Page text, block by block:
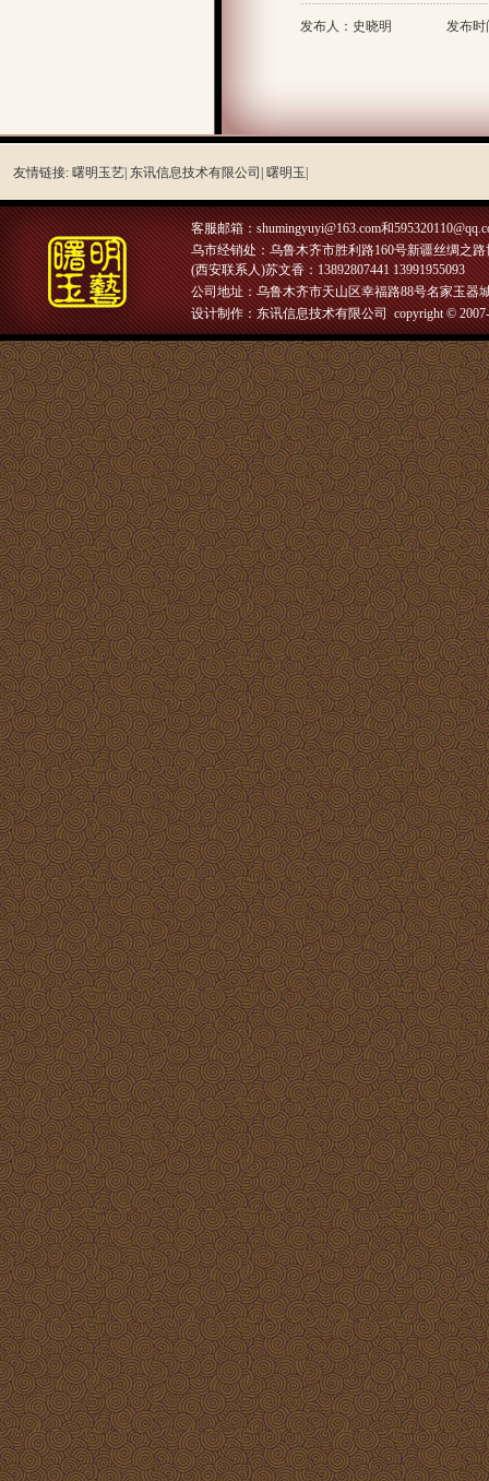
发布人：史晓明 发布时
友情链接: 曙明玉艺| 东讯信息技术有限公司| 曙明玉|
客服邮箱：shumingyuyi@163.com和
乌市经销处：乌鲁木齐市胜利路160号新疆丝绸之
(西安联系人)苏文香：13892807441 13991955093
公司地址：乌鲁木齐市天山区幸福路88号名家玉
设计制作：东讯信息技术有限公司 copyright © 2007-